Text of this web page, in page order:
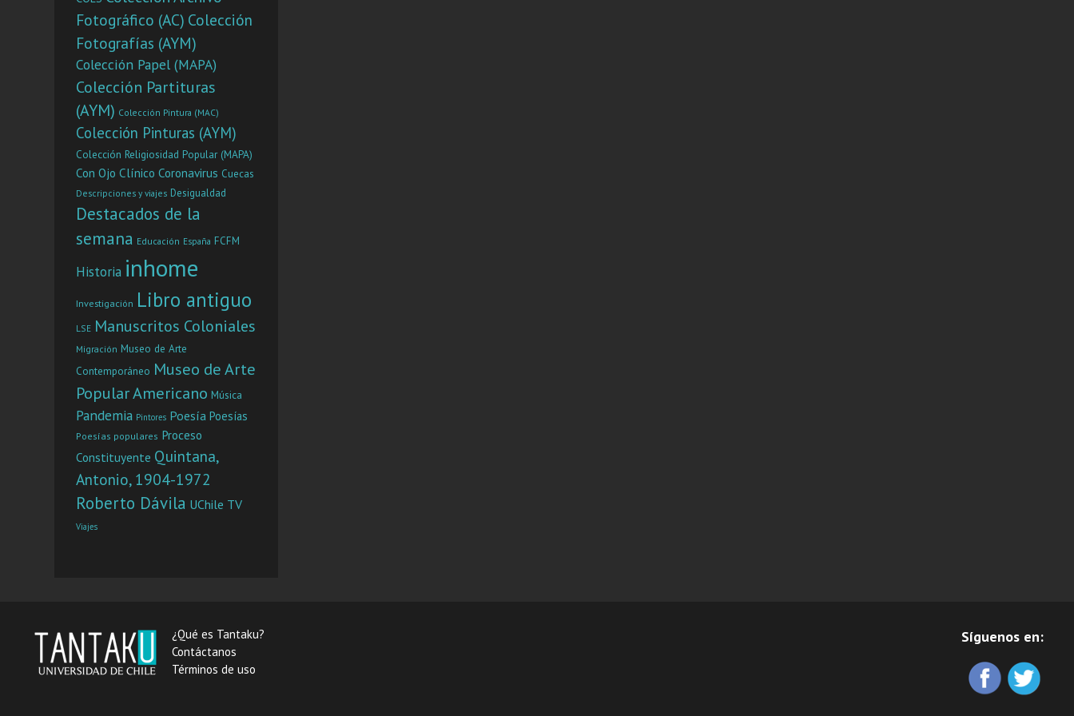
Fotográfico (AC) Colección
Fotografías (AYM)
Colección Papel (MAPA)
Colección Partituras
(AYM) Colección Pintura (MAC)
Colección Pinturas (AYM)
Colección Religiosidad Popular (MAPA)
Con Ojo Clínico Coronavirus Cuecas
Descripciones y viajes Desigualdad
Destacados de la
semana Educación España FCFM
Historia inhome
Investigación Libro antiguo
LSE Manuscritos Coloniales
Migración Museo de Arte
Contemporáneo Museo de Arte
Popular Americano Música
Pandemia Pintores Poesía Poesías
Poesías populares Proceso
Constituyente Quintana,
Antonio, 1904-1972
Roberto Dávila UChile TV
Viajes
¿Qué es Tantaku?
Contáctanos
Términos de uso
Síguenos en: